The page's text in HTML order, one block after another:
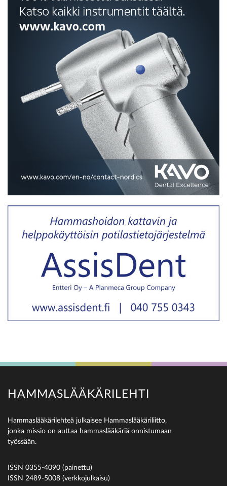
HAMMASLÄÄKÄRILEHTI
Hammaslääkärilehteä julkaisee Hammaslääkäriliitto,
jonka missio on auttaa hammaslääkäriä onnistumaan
työssään.
ISSN 0355-4090 (painettu)
ISSN 2489-5008 (verkkojulkaisu)